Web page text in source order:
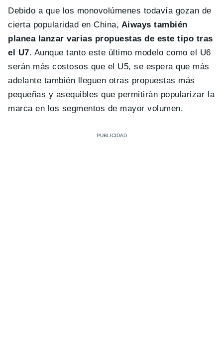
Debido a que los monovolúmenes todavía gozan de
cierta popularidad en China, Aiways también
planea lanzar varias propuestas de este tipo tras
el U7. Aunque tanto este último modelo como el U6
serán más costosos que el U5, se espera que más
adelante también lleguen otras propuestas más
pequeñas y asequibles que permitirán popularizar la
marca en los segmentos de mayor volumen.